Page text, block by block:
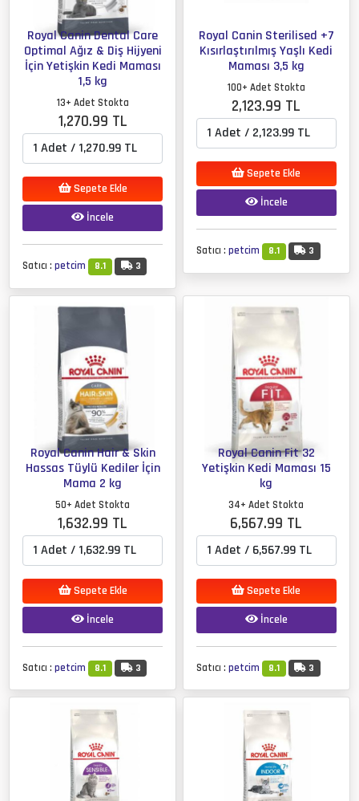
Royal Canin Dental Care
Optimal Ağız & Diş Hijyeni
İçin Yetişkin Kedi Maması
1,5 kg
13+ Adet Stokta
1,270.99 TL
Sepete Ekle
İncele
Satıcı :petcim 8.1 3
Royal Canin Sterilised +7
Kısırlaştırılmış Yaşlı Kedi
Maması 3,5 kg
100+ Adet Stokta
2,123.99 TL
Sepete Ekle
İncele
Satıcı : petcim 8.1 3
Royal Canin Hair & Skin
Hassas Tüylü Kediler İçin
Mama 2 kg
50+ Adet Stokta
1,632.99 TL
Sepete Ekle
İncele
Satıcı :petcim 8.1 3
Royal Canin Fit 32
Yetişkin Kedi Maması 15
kg
34+ Adet Stokta
6,567.99 TL
Sepete Ekle
İncele
Satıcı : petcim 8.1 3